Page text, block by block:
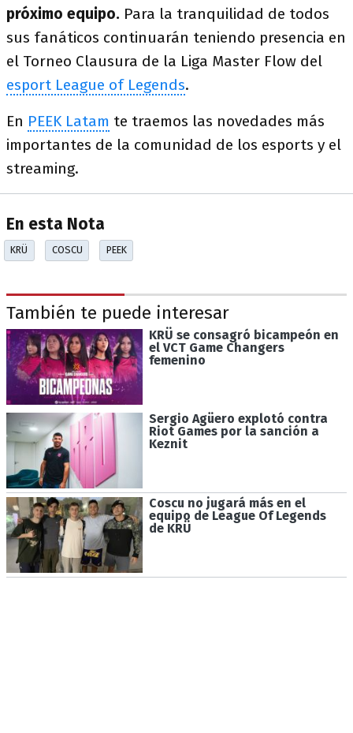
próximo equipo. Para la tranquilidad de todos
sus fanáticos continuarán teniendo presencia en
el Torneo Clausura de la Liga Master Flow del
esport League of Legends.
En PEEK Latam te traemos las novedades más
importantes de la comunidad de los esports y el
streaming.
En esta Nota
KRÜ COSCU PEEK
También te puede interesar
KRÜ se consagró bicampeón en
el VCT Game Changers
femenino
Sergio Agüero explotó contra
Riot Games por la sanción a
Keznit
Coscu no jugará más en el
equipo de League Of Legends
de KRÜ